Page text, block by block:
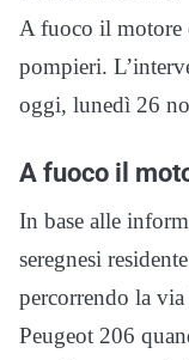
A fuoco il motore
pompieri.
oggi, lunedì 26
A fuoco il
In base alle
seregnesi
percorrendo la
Peugeot 206